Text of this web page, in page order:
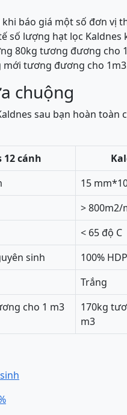
báo giá một số đơn vị
số lượng hạt lọc Kaldnes
80kg tương đương cho
mới tương đương cho
chuộng
sau bạn hoàn toàn
12 cánh
15
> 800m2/
< 65 độ C
sinh
100%
Trắng
cho 1 m3
170kg
m3